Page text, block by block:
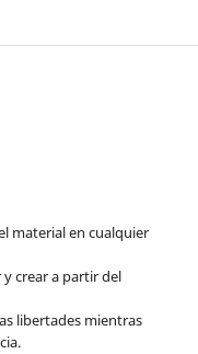
material en cualquier
crear a partir del
libertades mientras